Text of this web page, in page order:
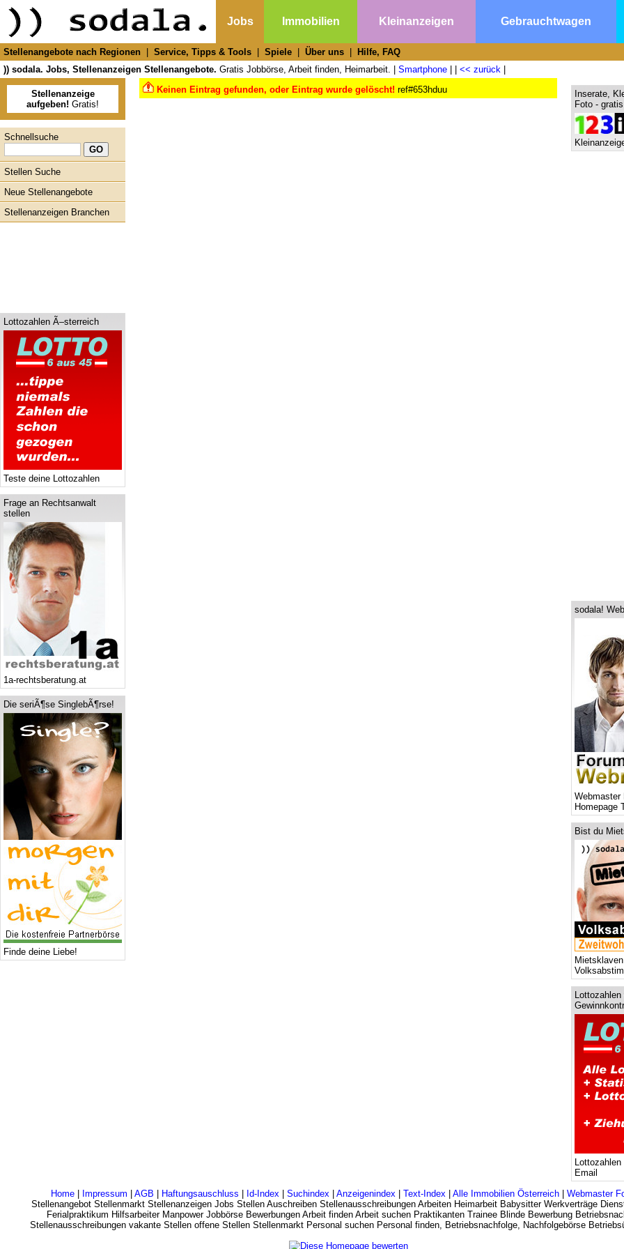
Jobs Immobilien Kleinanzeigen Gebrauchtwagen
Stellenangebote nach Regionen Service, Tipps & Tools Spiele Über uns
Hilfe, FAQ
)) sodala. Jobs, Stellenanzeigen Stellenangebote. Gratis Jobbörse, Arbeit finden, Heimarbeit. | Smartphone << zurück
Stellenanzeige
aufgeben! Gratis!
Schnellsuche
Stellen Suche
Neue Stellenangebote
Stellenanzeigen Branchen
Lottozahlen Ã–sterreich
Teste deine Lottozahlen
Frage an Rechtsanwalt
stellen
1a-rechtsberatung.at
Die seriÃ¶se SinglebÃ¶rse!
Finde deine Liebe!
Keinen Eintrag gefunden, oder Eintrag wurde gelöscht! ref#653hduu
Inserate,
Foto -
sodala!
Webmaster
Homepage
Bist du
Mietsklaven
Email
Home| Impressum AGB Haftungsauschluss Id-Index| Suchindex| Anzeigenindex| Text-Index| Alle Immobilien Österreich| Webmaster
Stellenangebot Stellenmarkt Stellenanzeigen Jobs Stellen Auschreiben Stellenausschreibungen Arbeiten Heimarbeit Babysitter Werkverträge
Ferialpraktikum Hilfsarbeiter Manpower Jobbörse Bewerbungen Arbeit finden Arbeit suchen Praktikanten Trainee Blinde Bewerbung
Stellenausschreibungen vakante Stellen offene Stellen Stellenmarkt Personal suchen Personal finden, Betriebsnachfolge, Nachfolgebörse